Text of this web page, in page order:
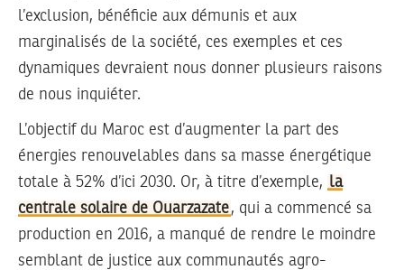
l’exclusion, bénéficie aux démunis et aux
marginalisés de la société, ces exemples et ces
dynamiques devraient nous donner plusieurs raisons
de nous inquiéter.
L’objectif du Maroc est d’augmenter la part des
énergies renouvelables dans sa masse énergétique
totale à 52% d’ici 2030. Or, à titre d’exemple, la
centrale solaire de Ouarzazate, qui a commencé sa
production en 2016, a manqué de rendre le moindre
semblant de justice aux communautés agro-